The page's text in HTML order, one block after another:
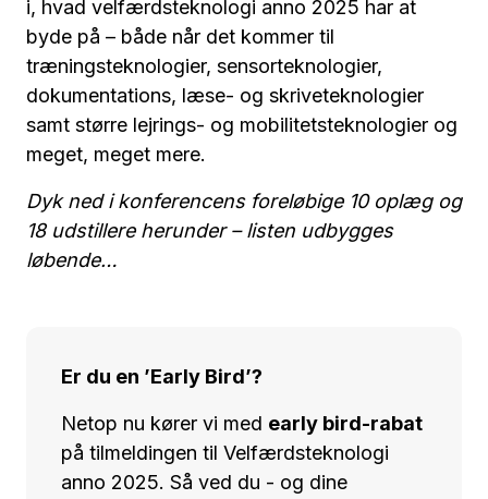
i, hvad velfærdsteknologi anno 2025 har at
byde på – både når det kommer til
træningsteknologier, sensorteknologier,
dokumentations, læse- og skriveteknologier
samt større lejrings- og mobilitetsteknologier og
meget, meget mere.
Dyk ned i konferencens foreløbige 10 oplæg og
18 udstillere herunder – listen udbygges
løbende…
Er du en ’Early Bird’?
Netop nu kører vi med early bird-rabat
på tilmeldingen til Velfærdsteknologi
anno 2025. Så ved du - og dine